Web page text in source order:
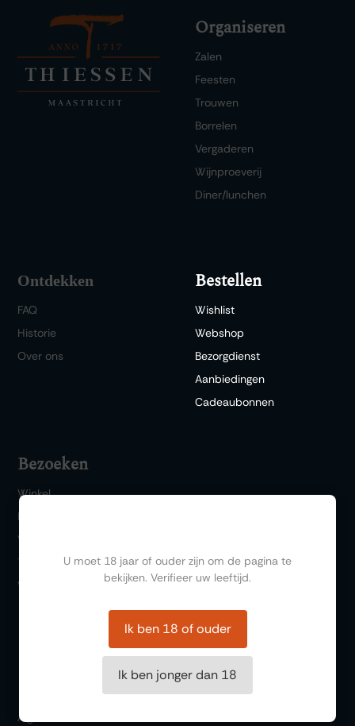
Organiseren
Zalen
Feesten
Trouwen
Borrelen
Vergaderen
Wijnproeverij
Diner/lunchen
Ontdekken
FAQ
Historie
Over ons
Bestellen
Wishlist
Webshop
Bezorgdienst
Aanbiedingen
Cadeaubonnen
Bezoeken
Winkel
Bar 1717
Wijn & Spijs
Thema events
Wijnproeverij
Algemene voorwaarden
U moet 18 jaar of ouder zijn om de pagina te
bekijken. Verifieer uw leeftijd.
Ik ben 18 of ouder
Ik ben jonger dan 18